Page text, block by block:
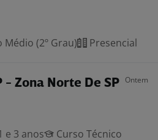
Médio (2º Grau) Presencial
- Zona Norte De SP Ontem
e 3 anos Curso Técnico